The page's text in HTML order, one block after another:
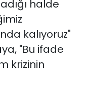
halde
kalıyoruz"
"Bu ifade
krizinin